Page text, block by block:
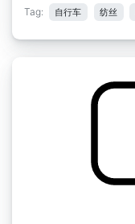
Tag: 自行车 纺丝